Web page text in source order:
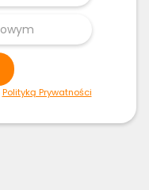
Polityką Prywatności